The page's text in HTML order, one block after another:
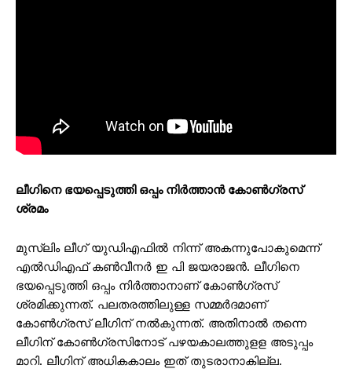
ലീഗിനെ ഭയപ്പെടുത്തി ഒപ്പം നിർത്താൻ കോൺഗ്രസ്
ശ്രമം
മുസ്ലിം ലീഗ് യുഡിഎഫിൽ നിന്ന് അകന്നുപോകുമെന്ന്
എൽഡിഎഫ് കൺവീനർ ഇ പി ജയരാജൻ. ലീഗിനെ
ഭയപ്പെടുത്തി ഒപ്പം നിർത്താനാണ് കോൺഗ്രസ്
ശ്രമിക്കുന്നത്. പലതരത്തിലുള്ള സമ്മർദമാണ്
കോൺഗ്രസ് ലീഗിന് നൽകുന്നത്. അതിനാൽ തന്നെ
ലീഗിന് കോൺഗ്രസിനോട് പഴയകാലത്തുളള അടുപ്പം
മാറി. ലീഗിന് അധികകാലം ഇത് തുടരാനാകില്ല.